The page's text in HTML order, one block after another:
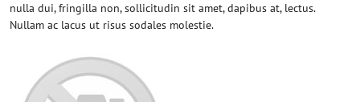
nulla dui, fringilla non, sollicitudin sit amet, dapibus at, lectus.
Nullam ac lacus ut risus sodales molestie.